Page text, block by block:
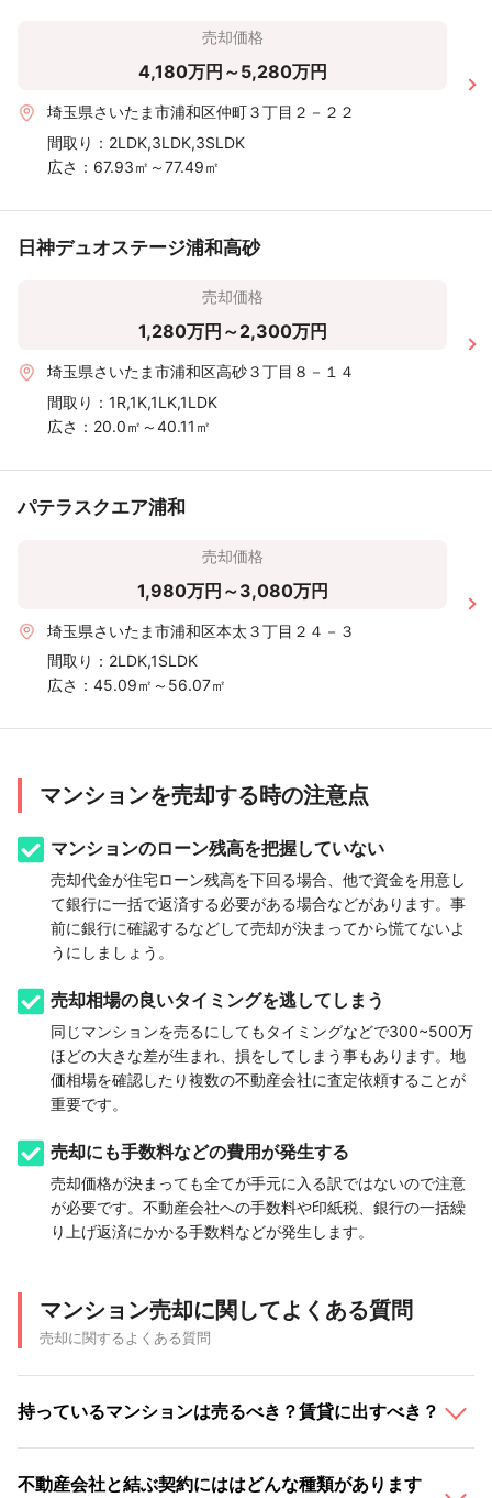
売却価格
4,180万円～5,280万円
埼玉県さいたま市浦和区仲町３丁目２－２２
間取り： 2LDK,3LDK,3SLDK
広さ： 67.93㎡～77.49㎡
日神デュオステージ浦和高砂
売却価格
1,280万円～2,300万円
埼玉県さいたま市浦和区高砂３丁目８－１４
間取り： 1R,1K,1LK,1LDK
広さ： 20.0㎡～40.11㎡
パテラスクエア浦和
売却価格
1,980万円～3,080万円
埼玉県さいたま市浦和区本太３丁目２４－３
間取り： 2LDK,1SLDK
広さ： 45.09㎡～56.07㎡
マンションを売却する時の注意点
マンションのローン残高を把握していない
売却代金が住宅ローン残高を下回る場合、他で資金を用意し
て銀行に一括で返済する必要がある場合などがあります。事
前に銀行に確認するなどして売却が決まってから慌てないよ
うにしましょう。
売却相場の良いタイミングを逃してしまう
同じマンションを売るにしてもタイミングなどで300~500万
ほどの大きな差が生まれ、損をしてしまう事もあります。地
価相場を確認したり複数の不動産会社に査定依頼することが
重要です。
売却にも手数料などの費用が発生する
売却価格が決まっても全てが手元に入る訳ではないので注意
が必要です。不動産会社への手数料や印紙税、銀行の一括繰
り上げ返済にかかる手数料などが発生します。
マンション売却に関してよくある質問
売却に関するよくある質問
持っているマンションは売るべき？賃貸に出すべき？
不動産会社と結ぶ契約にははどんな種類があります